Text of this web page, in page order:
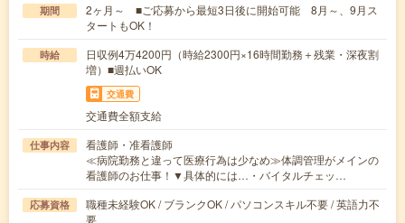
期間
2ヶ月～ ■ご応募から最短3日後に開始可能 8月～、9月ス
タートもOK！
時給
日収例4万4200円（時給2300円×16時間勤務＋残業・深夜割
増）■週払いOK
交通費
交通費全額支給
仕事内容
看護師・准看護師
≪病院勤務と違って医療行為は少なめ≫体調管理がメインの
看護師のお仕事！▼具体的には…・バイタルチェッ…
応募資格
職種未経験OK / ブランクOK / パソコンスキル不要 / 英語力不
要